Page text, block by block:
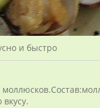
и быстро